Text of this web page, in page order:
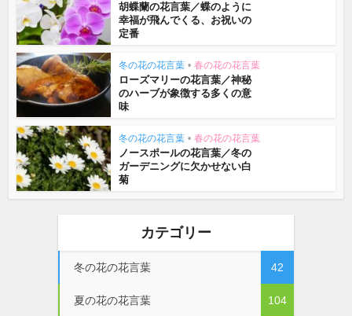
胡蝶蘭の花言葉／蝶のように
幸福が飛んでくる、お祝いの
定番
冬の花の花言葉 • 春の花の花言葉
ローズマリーの花言葉／神秘
のハーブが象徴する多くの意
味
冬の花の花言葉 • 春の花の花言葉
ノースポールの花言葉／冬の
ガーデニングに欠かせない白
菊
カテゴリー
冬の花の花言葉 42
夏の花の花言葉 104